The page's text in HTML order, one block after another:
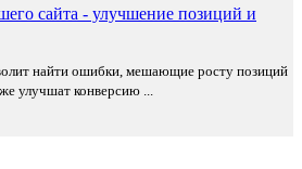
найти ошибки, мешающие росту позиций
улучшат конверсию ...